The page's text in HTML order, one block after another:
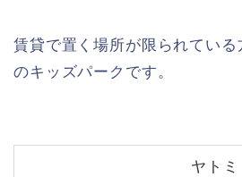
賃貸で置く場所が限られてい
のキッズパークです。
ヤト